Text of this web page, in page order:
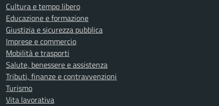
Cultura e tempo libero
Educazione e formazione
Giustizia e sicurezza pubblica
Imprese e commercio
Mobilità e trasporti
Salute, benessere e assistenza
Tributi, finanze e contravvenzioni
Turismo
Vita lavorativa